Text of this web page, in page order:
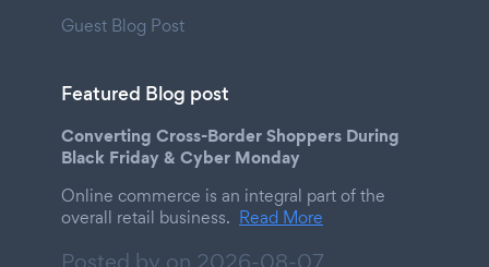
Guest Blog Post
Featured Blog post
Converting Cross-Border Shoppers During
Black Friday & Cyber Monday
Online commerce is an integral part of the
overall retail business. Read More